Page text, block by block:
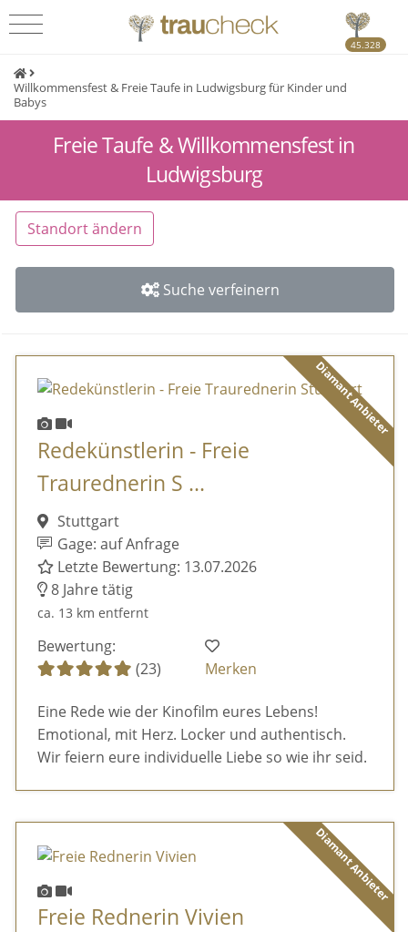
45.328
Willkommensfest & Freie Taufe in Ludwigsburg für Kinder und
Babys
Freie Taufe & Willkommensfest in
Ludwigsburg
Standort ändern
Suche verfeinern
Diamant Anbieter
Redekünstlerin - Freie
Traurednerin S ...
Stuttgart
Gage: auf Anfrage
Letzte Bewertung: 13.07.2026
8 Jahre tätig
ca. 13 km entfernt
Bewertung:
(23)
Merken
Eine Rede wie der Kinofilm eures Lebens!
Emotional, mit Herz. Locker und authentisch.
Wir feiern eure individuelle Liebe so wie ihr seid.
Diamant Anbieter
Freie Rednerin Vivien